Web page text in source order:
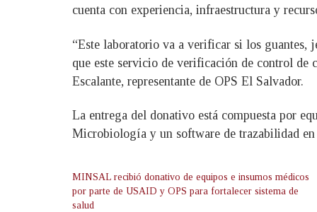
cuenta con experiencia, infraestructura y
“Este laboratorio va a verificar si los guantes,
que este servicio de verificación de control de
Escalante, representante de OPS El Salvador.
La entrega del donativo está compuesta por
Microbiología y un software de trazabilidad
MINSAL recibió donativo de equipos e insumos médicos
por parte de USAID y OPS para fortalecer sistema de
salud